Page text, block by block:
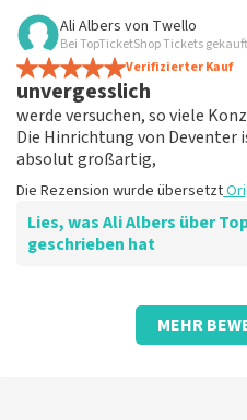
Bewertung von Anoniem über
Das ist vernünftig,
gut darin bin, Tickets
bestellen.
Angemessen
Die Rezension wurde übersetzt
Ali Albers von Twello
Bei TopTicketShop Tickets
Verifizierter Kauf
unvergesslich
werde versuchen, so viele
Die Hinrichtung von Deventer
absolut großartig,
Die Rezension wurde übersetzt
Lies, was Ali Albers über
geschrieben hat
Bewertung von Ali Albers über
MEHR